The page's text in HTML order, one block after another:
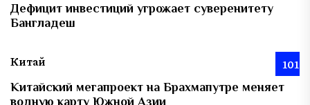
Дефицит инвестиций угрожает суверенитету
Бангладеш
Китай 101
Китайский мегапроект на Брахмапутре меняет
водную карту Южной Азии